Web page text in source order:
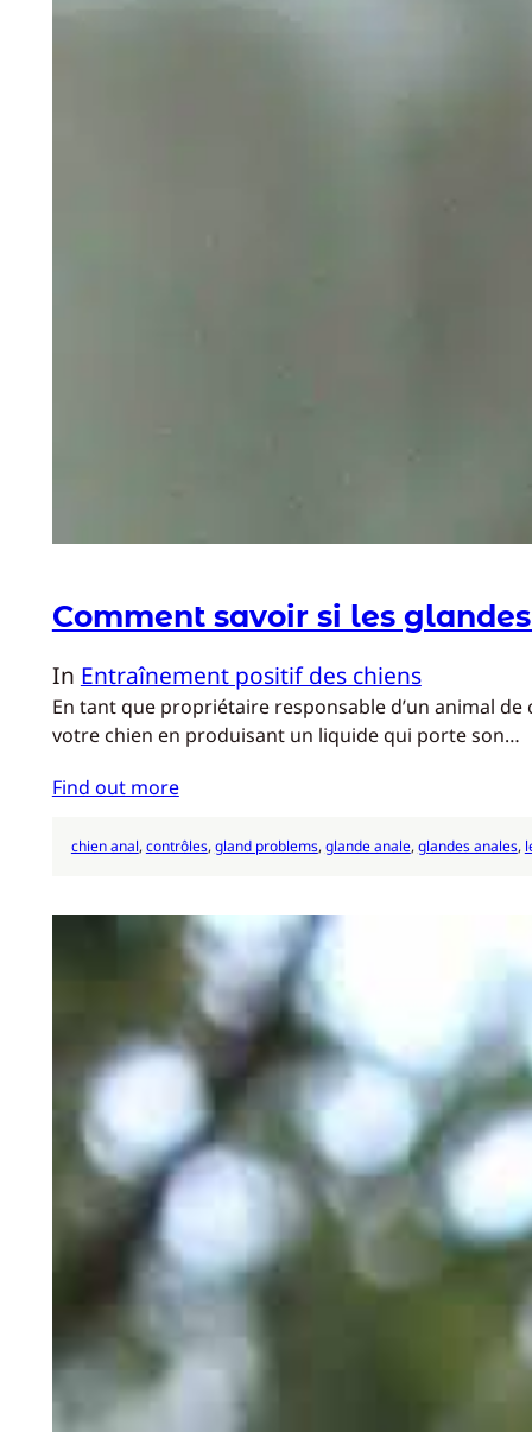
Comment savoir si les
In Entraînement positif des chiens
En tant que propriétaire responsable d’un animal
votre chien en produisant un liquide qui porte son…
Find out more
chien anal, contrôles, gland problems, glande anale, glandes anales,